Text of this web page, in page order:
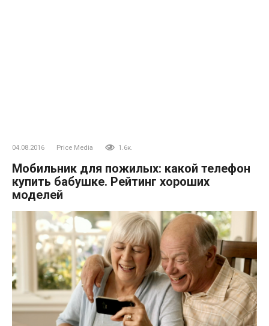
04.08.2016 Price Media 1.6к.
Мобильник для пожилых: какой телефон
купить бабушке. Рейтинг хороших
моделей